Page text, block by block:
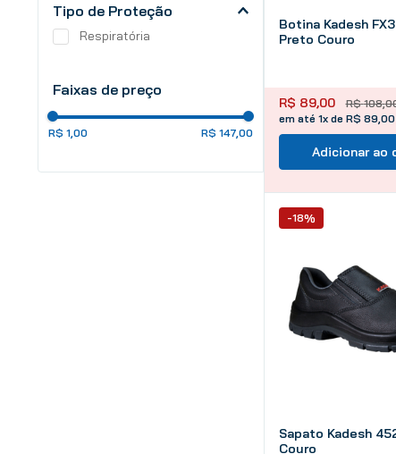
9
45
Tipo de Proteção
Respiratória
Faixas de preço
R$ 1,00 R$ 147,00
Botina Kadesh
Preto Couro
R$ 108,
R$ 89,00
em até 1x de R$ 89,00
Adicionar ao
Sapato Kadesh
Couro
-18%